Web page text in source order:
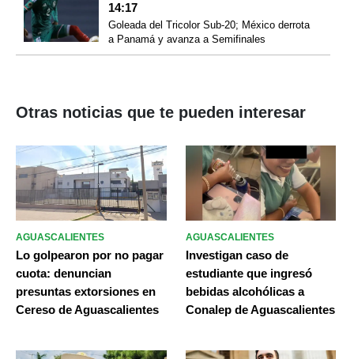
14:17
Goleada del Tricolor Sub-20; México derrota
a Panamá y avanza a Semifinales
Otras noticias que te pueden interesar
AGUASCALIENTES
Lo golpearon por no pagar
cuota: denuncian
presuntas extorsiones en
Cereso de Aguascalientes
AGUASCALIENTES
Investigan caso de
estudiante que ingresó
bebidas alcohólicas a
Conalep de Aguascalientes